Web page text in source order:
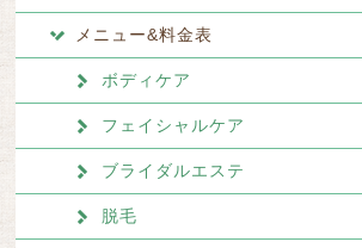
メニュー&料金表
ボディケア
フェイシャルケア
ブライダルエステ
脱毛